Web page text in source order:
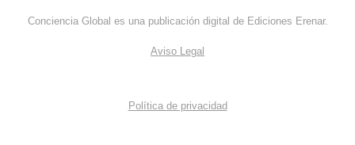
Conciencia Global es una publicación digital de Ediciones Erenar.
Aviso Legal
Política de privacidad